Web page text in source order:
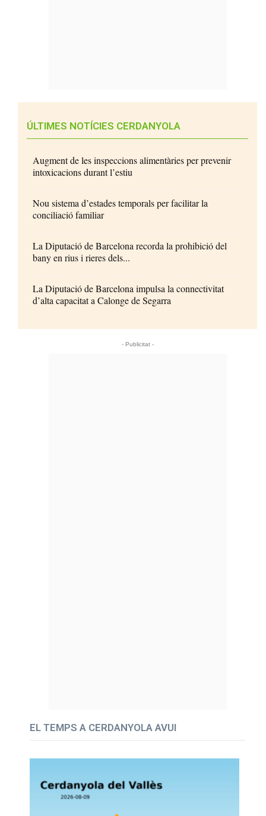
ÚLTIMES NOTÍCIES CERDANYOLA
Augment de les inspeccions alimentàries per prevenir
intoxicacions durant l’estiu
Nou sistema d’estades temporals per facilitar la
conciliació familiar
La Diputació de Barcelona recorda la prohibició del
bany en rius i rieres dels...
La Diputació de Barcelona impulsa la connectivitat
d’alta capacitat a Calonge de Segarra
- Publicitat -
EL TEMPS A CERDANYOLA AVUI